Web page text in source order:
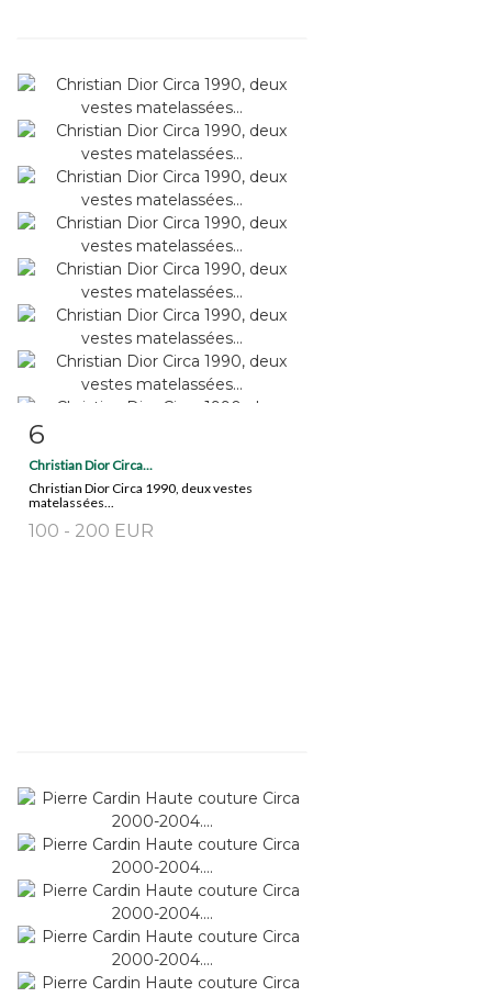
Fiche détaillée
6
Christian Dior Circa...
Christian Dior Circa 1990, deux vestes
matelassées...
100 - 200 EUR